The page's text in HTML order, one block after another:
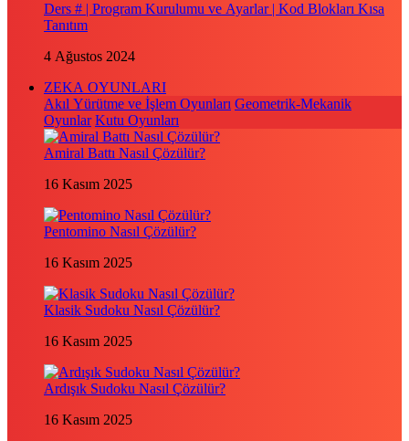
Ders # | Program Kurulumu ve Ayarlar | Kod Blokları Kısa
Tanıtım
4 Ağustos 2024
ZEKA OYUNLARI
Akıl Yürütme ve İşlem Oyunları Geometrik-Mekanik
Oyunlar Kutu Oyunları
Amiral Battı Nasıl Çözülür?
16 Kasım 2025
Pentomino Nasıl Çözülür?
16 Kasım 2025
Klasik Sudoku Nasıl Çözülür?
16 Kasım 2025
Ardışık Sudoku Nasıl Çözülür?
16 Kasım 2025